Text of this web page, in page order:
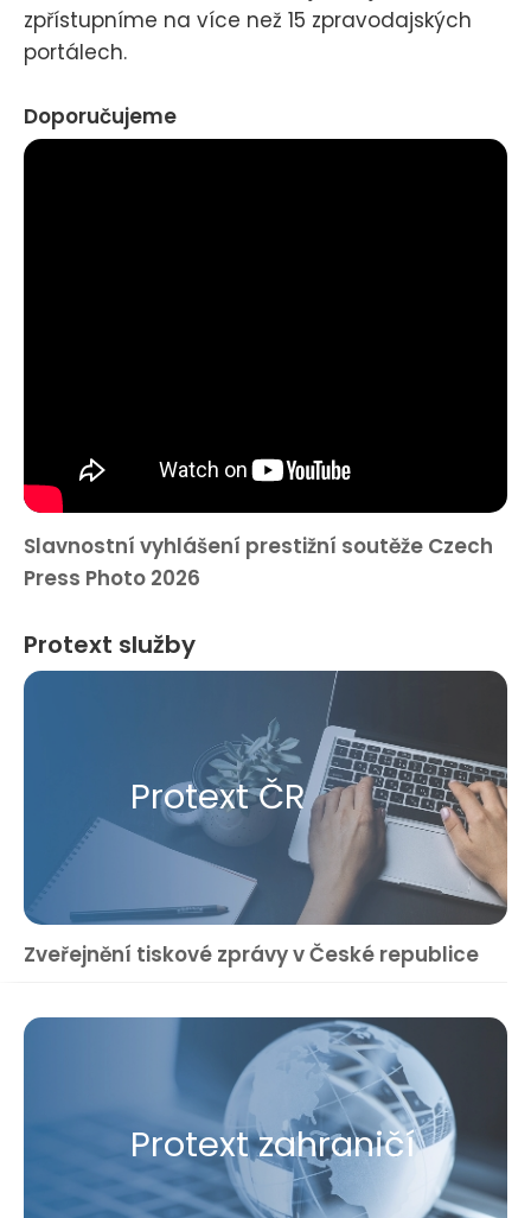
zpřístupníme na více než 15 zpravodajských
portálech.
Doporučujeme
Slavnostní vyhlášení prestižní soutěže Czech
Press Photo 2026
Protext služby
Protext ČR
Zveřejnění tiskové zprávy v České republice
Protext zahraničí